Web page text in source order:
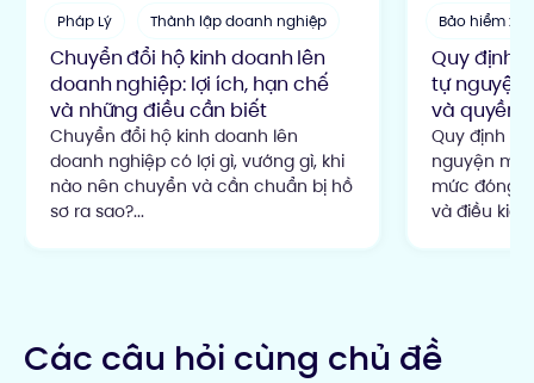
Pháp Lý Thành lập doanh nghiệp
Chuyển đổi hộ kinh doanh lên
doanh nghiệp: lợi ích, hạn chế
và những điều cần biết
Chuyển đổi hộ kinh doanh lên
doanh nghiệp có lợi gì, vướng gì, khi
nào nên chuyển và cần chuẩn bị hồ
sơ ra sao?...
Bảo hiểm xã
Quy định
tự
và quyền
Quy định
nguyện
mức đóng
và điều
Các câu hỏi cùng chủ đề